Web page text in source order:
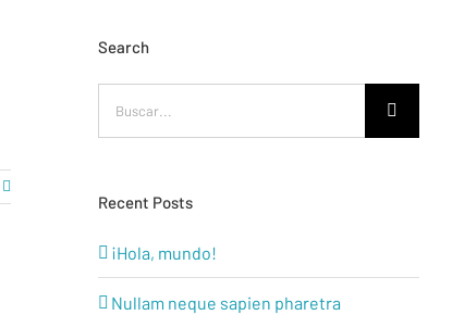
Search
Recent Posts
¡Hola, mundo!
Nullam neque sapien pharetra